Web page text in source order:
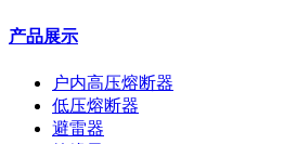
产品展示
户内高压熔断器
低压熔断器
避雷器